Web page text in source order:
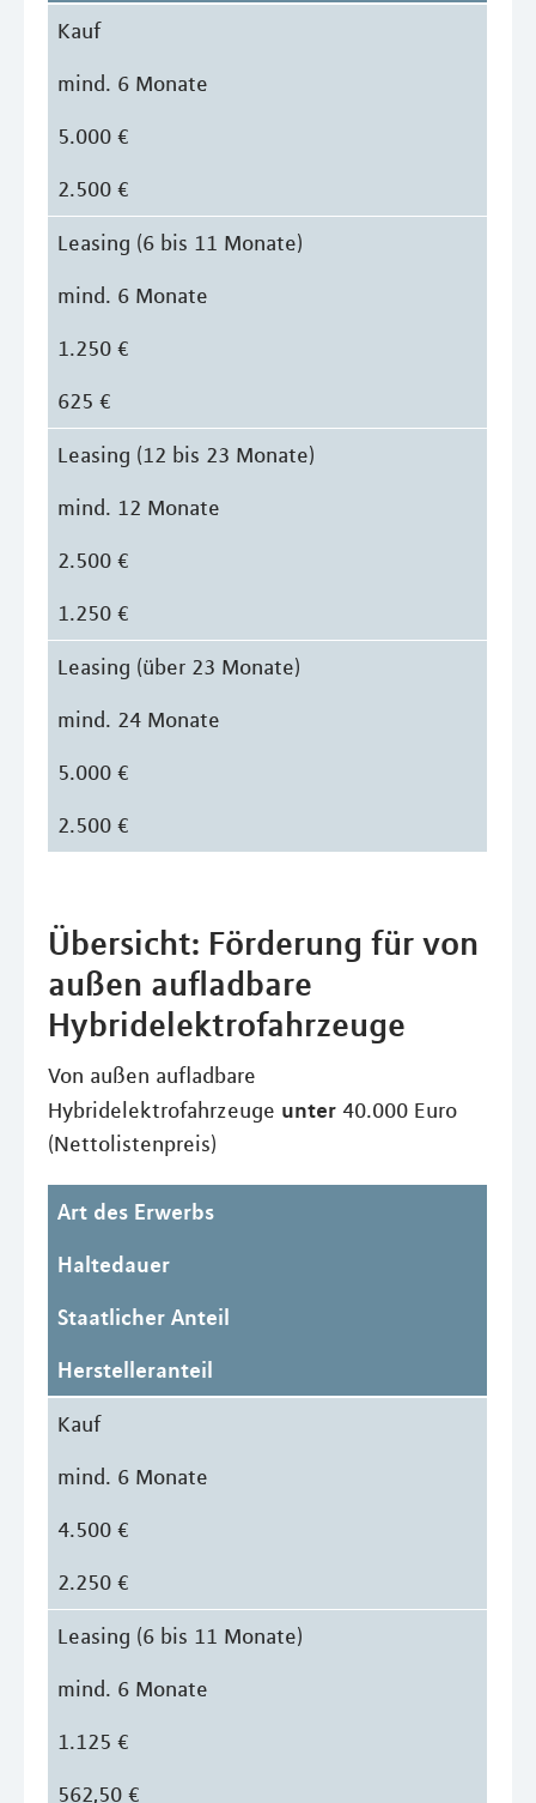
Kauf
mind. 6 Monate
5.000 €
2.500 €
Leasing (6 bis 11 Monate)
mind. 6 Monate
1.250 €
625 €
Leasing (12 bis 23 Monate)
mind. 12 Monate
2.500 €
1.250 €
Leasing (über 23 Monate)
mind. 24 Monate
5.000 €
2.500 €
Übersicht: Förderung für von
außen aufladbare
Hybridelektrofahrzeuge
Von außen aufladbare
Hybridelektrofahrzeuge unter 40.000 Euro
(Nettolistenpreis)
Art des Erwerbs
Haltedauer
Staatlicher Anteil
Herstelleranteil
Kauf
mind. 6 Monate
4.500 €
2.250 €
Leasing (6 bis 11 Monate)
mind. 6 Monate
1.125 €
562,50 €